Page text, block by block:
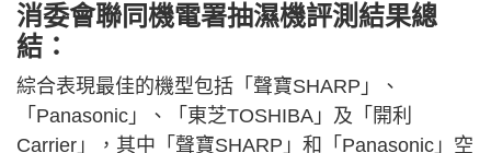
消委會聯同機電署抽濕機評測結果總
結：
綜合表現最佳的機型包括「聲寶SHARP」、
「Panasonic」、「東芝TOSHIBA」及「開利
Carrier」，其中「聲寶SHARP」和「Panasonic」空